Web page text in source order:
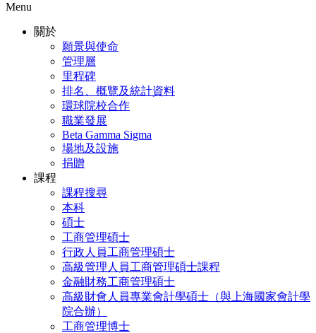
Menu
關於
願景與使命
管理層
里程碑
排名、概覽及統計資料
環球院校合作
職業發展
Beta Gamma Sigma
場地及設施
捐贈
課程
課程搜尋
本科
碩士
工商管理碩士
行政人員工商管理碩士
高級管理人員工商管理碩士課程
金融財務工商管理碩士
高級財會人員專業會計學碩士（與上海國家會計學
院合辦）
工商管理博士